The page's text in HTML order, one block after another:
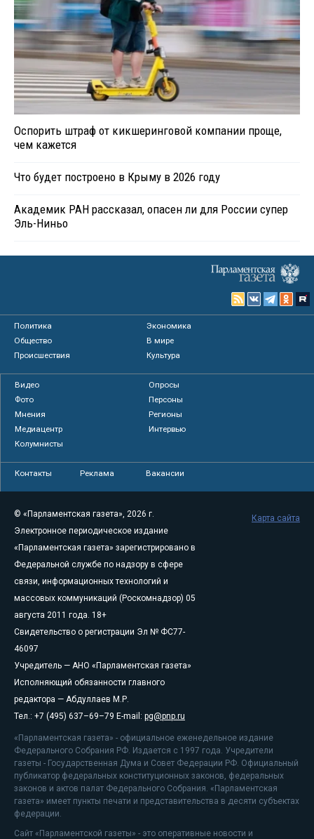
Оспорить штраф от кикшеринговой компании проще,
чем кажется
Что будет построено в Крыму в 2026 году
Академик РАН рассказал, опасен ли для России супер
Эль-Ниньо
Политика
Экономика
Общество
В мире
Происшествия
Культура
Видео
Опросы
Фото
Персоны
Мнения
Регионы
Медиацентр
Интервью
Колумнисты
Контакты Реклама Вакансии
© «Парламентская газета», 2026 г.
Электронное периодическое издание
«Парламентская газета» зарегистрировано в
Федеральной службе по надзору в сфере
связи, информационных технологий и
массовых коммуникаций (Роскомнадзор) 05
августа 2011 года. 18+
Свидетельство о регистрации Эл № ФС77-
46097
Учредитель — АНО «Парламентская газета»
Исполняющий обязанности главного
редактора — Абдуллаев М.Р.
Тел.: +7 (495) 637–69–79 E-mail: pg@pnp.ru
«Парламентская газета» - официальное еженедельное издание
Федерального Собрания РФ. Издается с 1997 года. Учредители
газеты - Государственная Дума и Совет Федерации РФ. Официальный
публикатор федеральных конституционных законов, федеральных
законов и актов палат Федерального Собрания. «Парламентская
газета» имеет пункты печати и представительства в десяти субъектах
федерации.
Сайт «Парламентской газеты» - это оперативные новости и
Карта сайта